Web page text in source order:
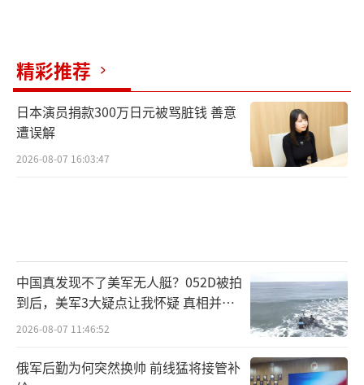
精彩推荐
日本演员捐款300万日元被骂脏钱 善意
遭误解
2026-08-07 16:03:47
中国真发现不了美军无人艇？052D被拍
到后，美军3大疑点让我怀疑 真相并非
如此
2026-08-07 11:46:52
俄军后勤为何突然换帅 前线猛将接管补